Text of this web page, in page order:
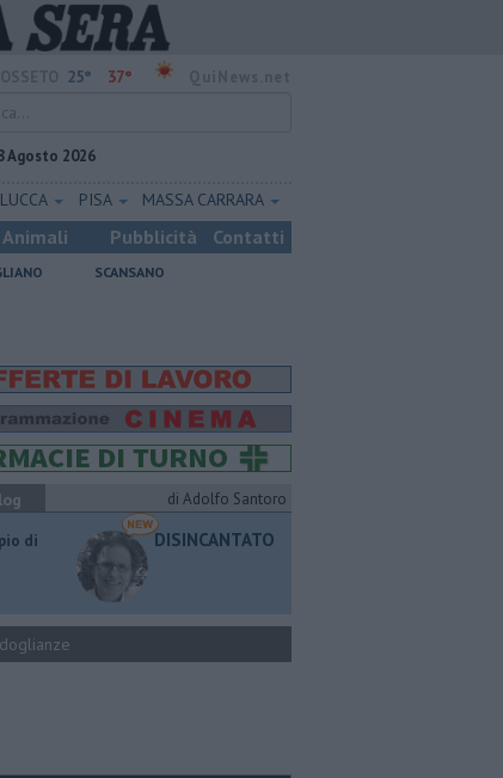
25° 37°
Agosto 2026
LUCCA PISA MASSA CARRARA
Animali Pubblicità Contatti
SCANSANO
di Adolfo Santoro
di
DISINCANTATO